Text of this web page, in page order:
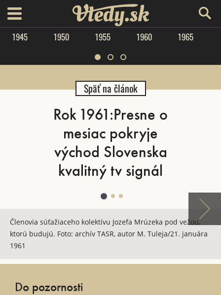
menu Vtedy.sk
1945 1950 1955 1960 1965
Späť na článok
Rok 1961:Presne o
mesiac pokryje
východ Slovenska
kvalitný tv signál
Členovia súťažiaceho kolektívu Jozefa Mrúzeka pod vežou,
ktorú budujú. Foto: archív TASR, autor M. Tuleja/21. januára
1961
Do pozornosti